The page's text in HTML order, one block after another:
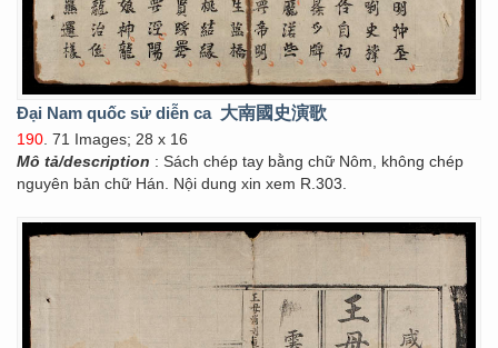
Đại Nam quốc sử diễn ca 大南國史演歌
190 . 71 Images; 28 x 16
Mô tả/description : Sách chép tay bằng chữ Nôm, không chép
nguyên bản chữ Hán. Nội dung xin xem R.303.